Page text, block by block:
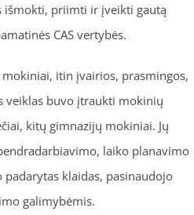
išmokti, priimti ir įveikti gautą
CAS vertybės.
mokiniai, itin įvairios, prasmingos,
veiklas buvo įtraukti mokinių
kitų gimnazijų mokiniai. Jų
laiko planavimo
klaidas, pasinaudojo
galimybėmis.